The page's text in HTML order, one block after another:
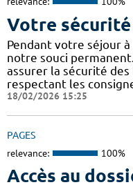
Votre sécurité
Pendant votre séjour
notre souci
assurer la sécurité
respectant les
18/02/2026 15:25
PAGES
relevance: 100%
Accès au